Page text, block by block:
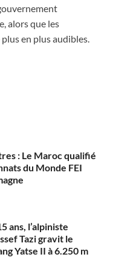
alors que les
en plus audibles.
: Le Maroc qualifié
du Monde FEI
ans, l’alpiniste
Tazi gravit le
Yatse II à 6.250 m